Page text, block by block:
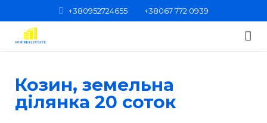
+380952724655 +38067 772 0939
Категорії нерухомості
Козин, земельна
ділянка 20 соток